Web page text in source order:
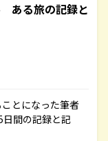
ある旅の記録と
とになった筆者
間の記録と記